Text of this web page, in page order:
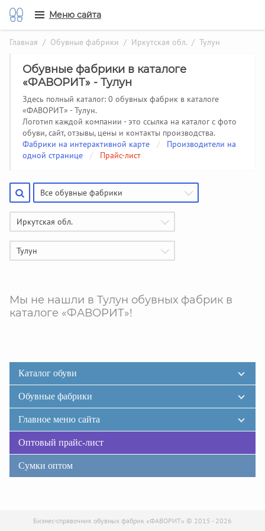
Меню сайта
Главная / Обувные фабрики / Иркутская обл. / Тулун
Обувные фабрики в каталоге
«ФАВОРИТ» - Тулун
Здесь полный каталог: 0 обувных фабрик в каталоге
«ФАВОРИТ» - Тулун.
Логотип каждой компании - это ссылка на каталог с фото
обуви, сайт, отзывы, цены и контакты производства.
Фабрики на интерактивной карте
/
Производители на
одной странице
/ Прайс-лист
Все обувные фабрики
Иркутская обл.
Тулун
Мы не нашли в Тулун обувных фабрик в
каталоге «ФАВОРИТ»!
Каталог обуви
Обувные фабрики
Главное меню сайта
Оптовый прайс-лист
Сумки оптом
Бизнес-справочник обувных фабрик «ФАВОРИТ» © 2015 - 2026